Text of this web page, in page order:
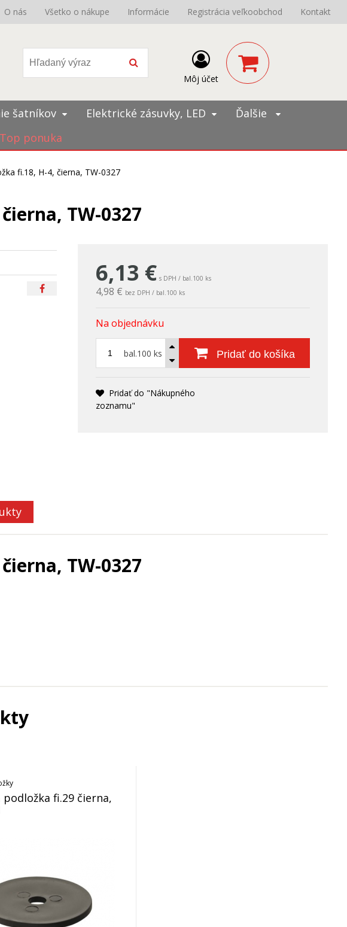
O nás Všetko o nákupe Informácie Registrácia veľkoobchod Kontakt
Môj účet
šatníkov Elektrické zásuvky, LED
Ďalšie
Top ponuka
fi.18, H-4, čierna, TW-0327
TW-0327
6,13 € s DPH / bal.100 ks
4,98 € bez DPH / bal.100 ks
Na objednávku
bal.100 ks Pridať do košíka
Pridať do "Nákupného
zoznamu"
TW-0327
podložka fi.29 čierna,